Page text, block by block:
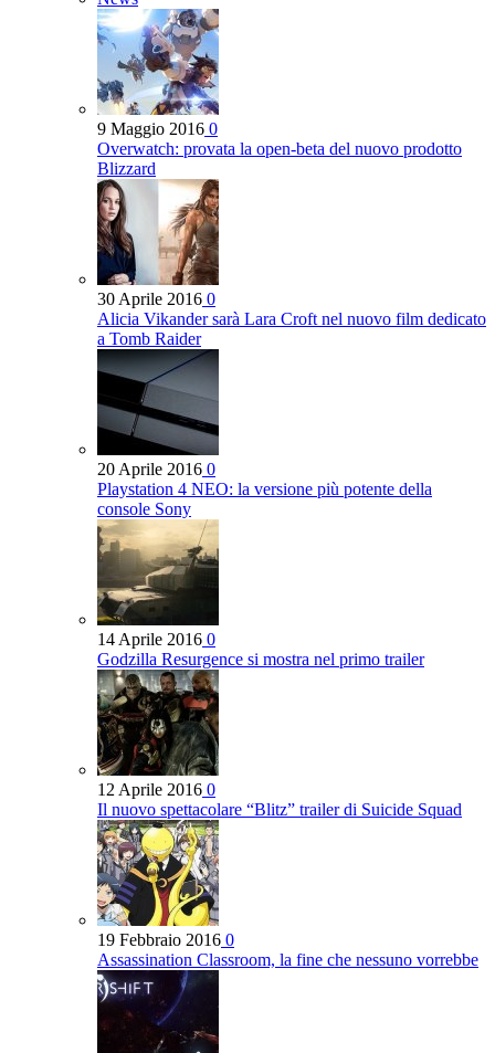
9 Maggio 2016 0
Overwatch: provata la open-beta del nuovo prodotto
Blizzard
30 Aprile 2016 0
Alicia Vikander sarà Lara Croft nel nuovo film dedicato
a Tomb Raider
20 Aprile 2016 0
Playstation 4 NEO: la versione più potente della
console Sony
14 Aprile 2016 0
Godzilla Resurgence si mostra nel primo trailer
12 Aprile 2016 0
Il nuovo spettacolare “Blitz” trailer di Suicide Squad
19 Febbraio 2016 0
Assassination Classroom, la fine che nessuno vorrebbe